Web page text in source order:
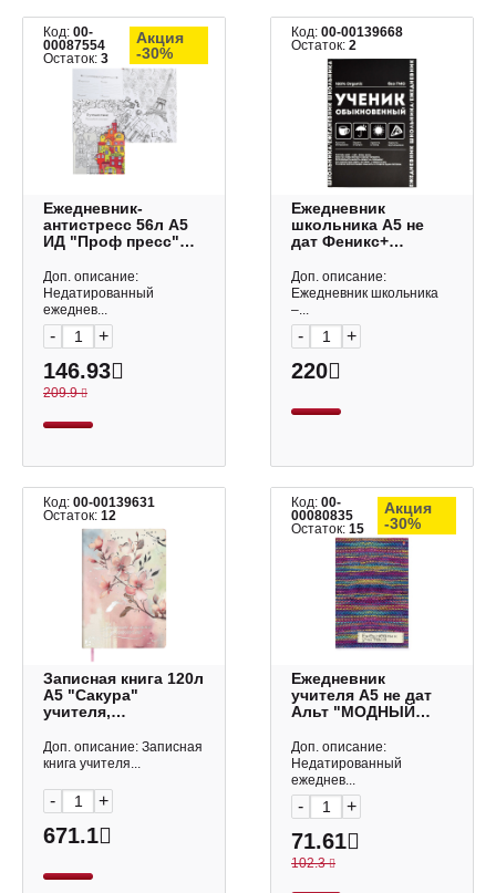
Код: 00-
00087554
Остаток: 3
Акция
-30%
Ежедневник-
антистресс 56л А5
ИД "Проф пресс"
56-9747
Доп. описание:
Недатированный
ежеднев...
- +
146.93
209.9
Код:00-00139668
Остаток:2
Ежедневник
школьника А5 не
дат Феникс+
обыкновенный"
64л, тв. обл.,
мел.бум. 67614
Доп. описание:
Ежедневник школьника
–...
- +
220
Код: 00-00139631
Остаток: 12
Записная книга 120л
А5 "Сакура"
учителя,
мягк. переплёт
66479 Феникс+.
Доп. описание: Записная
книга учителя...
- +
671.1
Код:00-
00080835
Остаток:15
Акция
-30%
Ежедневник
учителя А5 не дат
Альт "МОДНЫЙ
ламинац. 3-409/20
Доп. описание:
Недатированный
ежеднев...
- +
71.61
102.3